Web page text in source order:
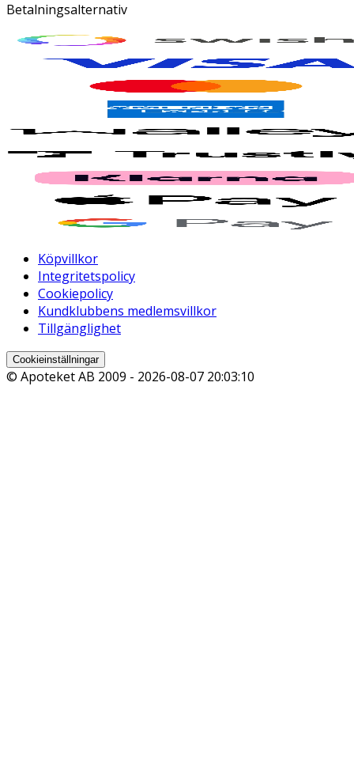
Betalningsalternativ
Köpvillkor
Integritetspolicy
Cookiepolicy
Kundklubbens medlemsvillkor
Tillgänglighet
Cookieinställningar
© Apoteket AB 2009 - 2026-08-07 20:03:10